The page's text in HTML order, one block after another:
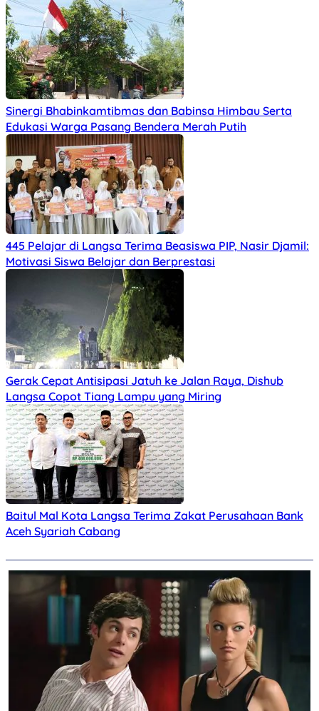
Sinergi Bhabinkamtibmas dan Babinsa Himbau Serta
Edukasi Warga Pasang Bendera Merah Putih
445 Pelajar di Langsa Terima Beasiswa PIP, Nasir Djamil:
Motivasi Siswa Belajar dan Berprestasi
Gerak Cepat Antisipasi Jatuh ke Jalan Raya, Dishub
Langsa Copot Tiang Lampu yang Miring
Baitul Mal Kota Langsa Terima Zakat Perusahaan Bank
Aceh Syariah Cabang